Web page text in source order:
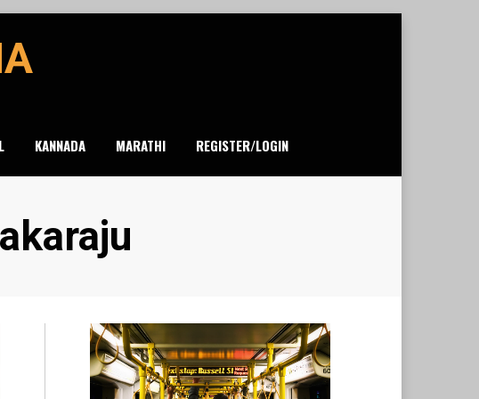
KANNADA MARATHI REGISTER/LOGIN